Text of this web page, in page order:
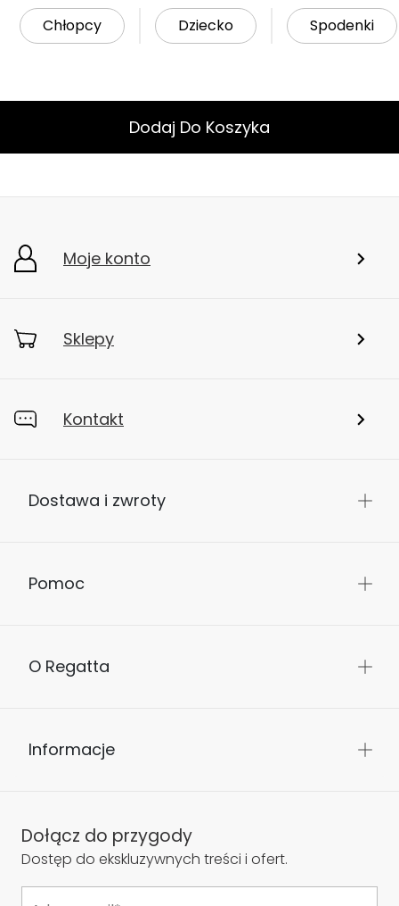
Chłopcy Dziecko Spodenki
Dodaj Do Koszyka
Moje konto
Sklepy
Kontakt
Dostawa i zwroty
Pomoc
O Regatta
Informacje
Dołącz do przygody
Dostęp do ekskluzywnych treści i ofert.